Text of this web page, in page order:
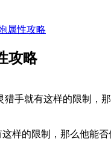
属性攻略
攻略
手就有这样的限制，
样的限制，那么他能